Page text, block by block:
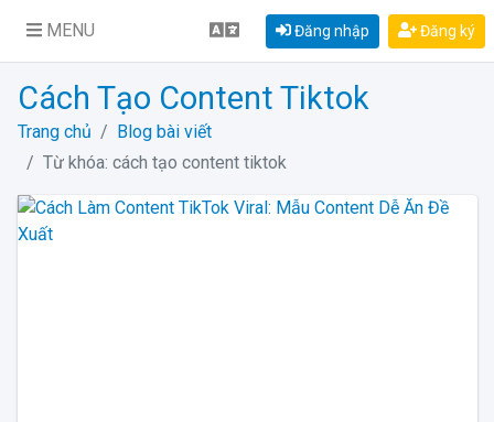
MENU Đăng nhập Đăng ký
Cách Tạo Content Tiktok
Trang chủ
Blog bài viết
Từ khóa: cách tạo content tiktok